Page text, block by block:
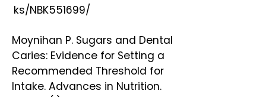
ks/NBK551699/
Moynihan P. Sugars and Dental
Caries: Evidence for Setting a
Recommended Threshold for
Intake. Advances in Nutrition.